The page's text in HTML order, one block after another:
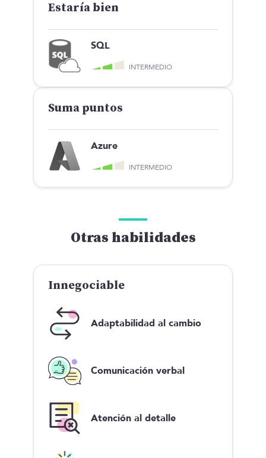
Estaría bien
SQL
INTERMEDIO
Suma puntos
Azure
INTERMEDIO
Otras habilidades
Innegociable
Adaptabilidad al cambio
Comunicación verbal
Atención al detalle